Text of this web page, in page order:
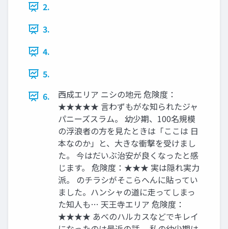
2.
3.
4.
5.
6.
西成エリア ニシの地元 危険度：
★★★★★ 言わずもがな知られたジャ
パニーズスラム。 幼少期、100名規模
の浮浪者の方を見たときは「ここは 日
本なのか」と、大きな衝撃を受けまし
た。 今はだいぶ治安が良くなったと感
じます。 危険度：★★★ 実は隠れ実力
派。 のチラシがそこらへんに貼ってい
ました。ハンシャの道に走ってしまっ
た知人も… 天王寺エリア 危険度：
★★★★ あべのハルカスなどでキレイ